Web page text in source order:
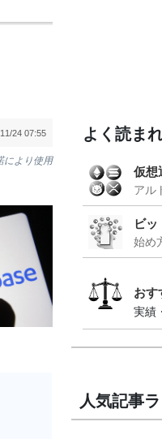
24 07:55
により使用
よく読ま
仮想
アル
ビッ
始め
おす
実績
人気記事